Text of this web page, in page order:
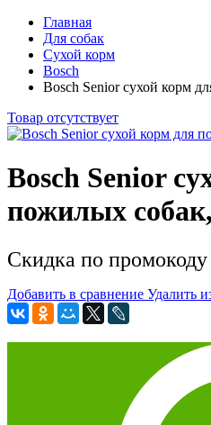
Главная
Для собак
Сухой корм
Bosch
Bosch Senior сухой корм
Товар отсутствует
Bosch Senior
пожилых
Скидка по промокоду
Добавить в сравнение Удалить